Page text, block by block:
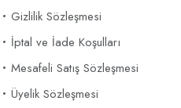
Gizlilik Sözleşmesi
İptal ve İade Koşulları
Mesafeli Satış Sözleşmesi
Üyelik Sözleşmesi